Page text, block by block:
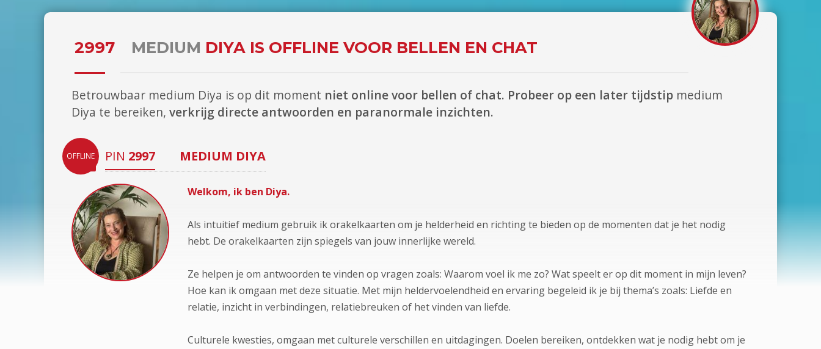
2997 MEDIUM DIYA IS OFFLINE VOOR BELLEN EN CHAT
Betrouwbaar medium Diya is op dit moment niet online voor bellen of chat. Probeer op een later tijdstip medium
Diya te bereiken, verkrijg directe antwoorden en paranormale inzichten.
OFFLINE PIN 2997 MEDIUM DIYA
Welkom, ik ben Diya.
Als intuitief medium gebruik ik orakelkaarten om je helderheid en richting te bieden op de momenten dat je het nodig
hebt. De orakelkaarten zijn spiegels van jouw innerlijke wereld.
Ze helpen je om antwoorden te vinden op vragen zoals: Waarom voel ik me zo? Wat speelt er op dit moment in mijn leven?
Hoe kan ik omgaan met deze situatie. Met mijn heldervoelendheid en ervaring begeleid ik je bij thema’s zoals: Liefde en
relatie, inzicht in verbindingen, relatiebreuken of het vinden van liefde.
Culturele kwesties, omgaan met culturele verschillen en uitdagingen. Doelen bereiken, ontdekken wat je nodig hebt om je